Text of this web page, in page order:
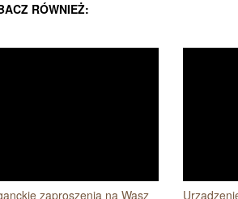
RÓWNIEŻ:
zaproszenia na Wasz